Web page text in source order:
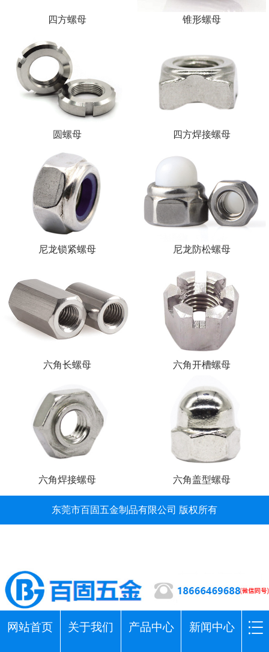
四方螺母 锥形螺母
圆螺母 四方焊接螺母
尼龙锁紧螺母 尼龙防松螺母
六角长螺母 六角开槽螺母
六角焊接螺母 六角盖型螺母
东莞市百固五金制品有限公司 版权所有
网站首页 关于我们 产品中心 新闻中心